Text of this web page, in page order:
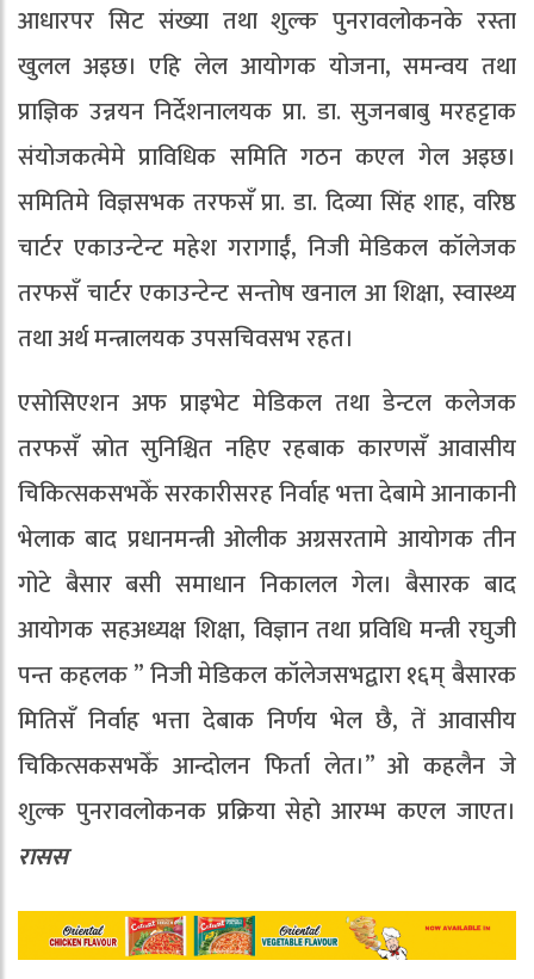
आधारपर सिट संख्या तथा शुल्क पुनरावलोकनके रस्ता
खुलल अइछ। एहि लेल आयोगक योजना, समन्वय तथा
प्राज्ञिक उन्नयन निर्देशनालयक प्रा. डा. सुजनबाबु मरहट्टाक
संयोजकत्मेमे प्राविधिक समिति गठन कएल गेल अइछ।
समितिमे विज्ञसभक तरफसँ प्रा. डा. दिव्या सिंह शाह, वरिष्ठ
चार्टर एकाउन्टेन्ट महेश गरागाईं, निजी मेडिकल कॉलेजक
तरफसँ चार्टर एकाउन्टेन्ट सन्तोष खनाल आ शिक्षा, स्वास्थ्य
तथा अर्थ मन्त्रालयक उपसचिवसभ रहत।
एसोसिएशन अफ प्राइभेट मेडिकल तथा डेन्टल कलेजक
तरफसँ स्रोत सुनिश्चित नहिए रहबाक कारणसँ आवासीय
चिकित्सकसभकेँ सरकारीसरह निर्वाह भत्ता देबामे आनाकानी
भेलाक बाद प्रधानमन्त्री ओलीक अग्रसरतामे आयोगक तीन
गोटे बैसार बसी समाधान निकालल गेल। बैसारक बाद
आयोगक सहअध्यक्ष शिक्षा, विज्ञान तथा प्रविधि मन्त्री रघुजी
पन्त कहलक ” निजी मेडिकल कॉलेजसभद्वारा १६म् बैसारक
मितिसँ निर्वाह भत्ता देबाक निर्णय भेल छै, तें आवासीय
चिकित्सकसभकेँ आन्दोलन फिर्ता लेत।” ओ कहलैन जे
शुल्क पुनरावलोकनक प्रक्रिया सेहो आरम्भ कएल जाएत।
रासस